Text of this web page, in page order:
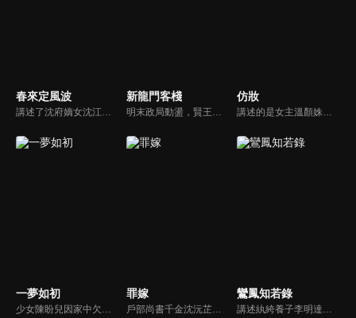
春來定風波
講述了沈府嫡女沈江離至純至善，成婚夜被設計與二少主陸景明有夫妻之實，還遭陷害禁足祠堂。分娩遇難被救後兒子焱焱卻有頑疾，藥只有陸家有，沈江離為救子重回陸府。她打臉刁難者，揭開當年被陷害的陰謀，也解開與陸景明的誤會，焱焱則神助攻兩人破鏡重圓。
新龍門客棧
明末政局動盪，賢王將立為太子，引來敬王與東廠曹少欽暗中謀害。錦衣衛周淮安護送英王遇伏，逃亡途中攜小王爺求助俠女邱莫言，並逃至龍門島。女掌櫃金鑲玉傾心周淮安，三人情義糾葛。最終周力挫奸黨、昭雪忠冤，成就開海開市大業，功成隱退，金鑲玉守候不渝。
仿妝
講述的是女主溫顏姝和男主慕寒陰差陽錯之下用不同的身份從相識相知到真誠相愛，從保護自己的小家到共同守護天下的故事，展現了他們對於美好愛情的無限嚮往和不懈追求，對於彼此人生創傷的互相寬慰與治癒，對於自身責任和使命的勇敢擔當。
一夢如初
少女陳盼兒因家中欠稅，被縣令送入青樓抵債，關鍵時刻她幸運逃脫，改名「寶銀」隱姓埋名。後來，她與溫家大郎君溫肅重逢，當時溫肅已是長公主府的面首。兩人在共同抵抗權貴壓迫，逐漸建立起深厚的情感聯繫。
罪嫁
戶部尚書千金沈沅芷為救青梅顧恒遠甘願頂罪，卻捲入侯府仇怨，嫁給仇人樊星序。情郎背叛、小叔設局、皇族陷害，她步步為營，暗中翻盤，終揭真兇，解開誤會。真假賀薇蘭現身，掀起最後風暴。
鸞鳳知若錄
講述紈絝養子李明達在身世揭秘後覺醒，以家傳米粉逆襲商界，周旋於家族暗鬥與寶藏爭奪，最終以豁達之心實現事業愛情雙贏，而貪婪者皆自食惡果的傳奇故事。